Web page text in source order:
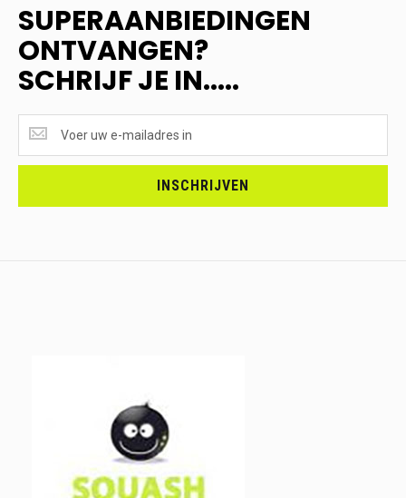
SUPERAANBIEDINGEN
ONTVANGEN?
SCHRIJF JE IN.....
ONTVANGEN?
<br>SCHRIJF
INSCHRIJVEN